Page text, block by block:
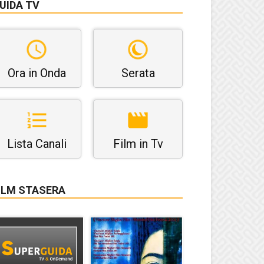
TV
Ora in Onda Serata
Lista Canali Film in Tv
STASERA